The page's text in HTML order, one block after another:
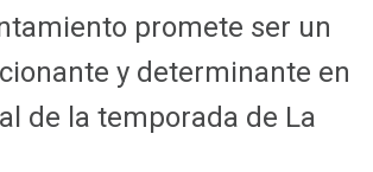
promete ser un
y determinante en
de la temporada de La